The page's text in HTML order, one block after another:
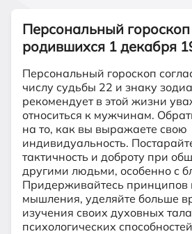
Персональный
родившихся 1 декабря
Персональный гороскоп
числу судьбы 22 и знаку
рекомендует в этой жизни
относиться к мужчинам.
на то, как вы выражаете свою
индивидуальность.
тактичность и доброту при
другими людьми, особенно с
Придерживайтесь принципов
мышления, уделяйте больше
изучения своих духовных
психологических